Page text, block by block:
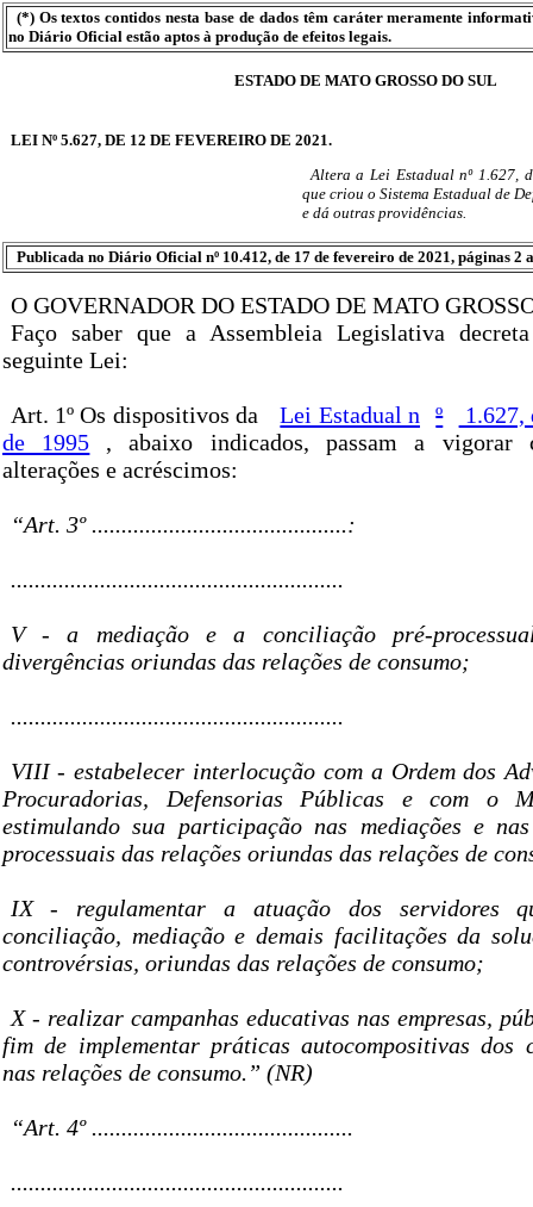
(*) Os textos contidos nesta base de dados têm caráter meramente
no Diário Oficial estão aptos à produção de efeitos legais.
ESTADO DE MATO GROSSO DO SUL
LEI Nº 5.627, DE 12 DE FEVEREIRO DE 2021.
Altera a Lei Estadual nº 1.627,
que criou o Sistema Estadual de
e dá outras providências.
Publicada no Diário Oficial nº 10.412, de 17 de fevereiro de 2021, páginas 2
O GOVERNADOR DO ESTADO DE MATO
Faço saber que a Assembleia Legislativa
seguinte Lei:
Art. 1º Os dispositivos da Lei Estadual n º
1.627,
de 1995
, abaixo indicados, passam a vigorar
alterações e acréscimos:
“Art. 3º ...........................................:
........................................................
V - a mediação e a conciliação pré-
divergências oriundas das relações de consumo;
........................................................
VIII - estabelecer interlocução com a Ordem dos
Procuradorias, Defensorias Públicas e com o
estimulando sua participação nas mediações e
processuais das relações oriundas das relações de
IX - regulamentar a atuação dos servidores
conciliação, mediação e demais facilitações da
controvérsias, oriundas das relações de consumo;
X - realizar campanhas educativas nas empresas,
fim de implementar práticas autocompositivas dos
nas relações de consumo.” (NR)
“Art. 4º ............................................
........................................................